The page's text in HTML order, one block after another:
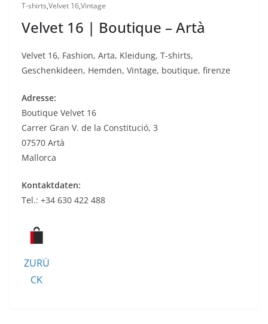
T-shirts,Velvet 16,Vintage
Velvet 16 | Boutique – Artà
Velvet 16, Fashion, Arta, Kleidung, T-shirts,
Geschenkideen, Hemden, Vintage, boutique, firenze
Adresse:
Boutique Velvet 16
Carrer Gran V. de la Constitució, 3
07570 Artà
Mallorca
Kontaktdaten:
Tel.: +34 630 422 488
ZURÜ
CK